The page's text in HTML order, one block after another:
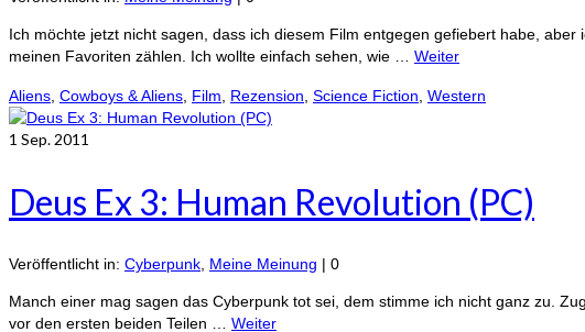
Ich möchte jetzt nicht sagen, dass ich diesem Film entgegen gefiebert habe,
meinen Favoriten zählen. Ich wollte einfach sehen, wie … Weiter
Aliens, Cowboys & Aliens, Film, Rezension, Science Fiction, Western
1 Sep. 2011
Deus Ex 3: Human Revolution (PC)
Veröffentlicht in: Cyberpunk, Meine Meinung | 0
Manch einer mag sagen das Cyberpunk tot sei, dem stimme ich nicht ganz zu.
vor den ersten beiden Teilen … Weiter